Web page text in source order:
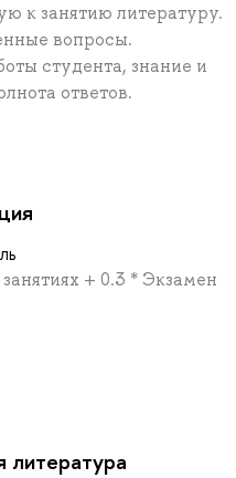
к занятию литературу.
вопросы.
студента, знание и
ответов.
+ 0.3 * Экзамен
литература